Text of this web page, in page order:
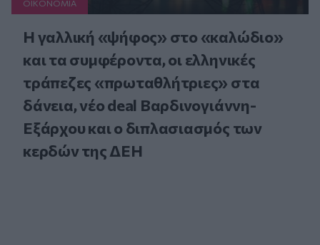
ΟΙΚΟΝΟΜΙΑ
Η γαλλική «ψήφος» στο «καλώδιο»
και τα συμφέροντα, οι ελληνικές
τράπεζες «πρωταθλήτριες» στα
δάνεια, νέο deal Βαρδινογιάννη-
Εξάρχου και ο διπλασιασμός των
κερδών της ΔΕΗ